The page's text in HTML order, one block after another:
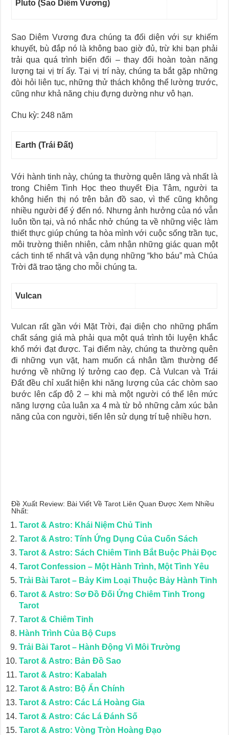
Pluto (Sao Diêm Vương)
Sao Diêm Vương đưa chúng ta đối diện với sự khiếm
khuyết, bù đắp nó là không bao giờ đủ, trừ khi bạn phải
trải qua quá trình biến đổi – thay đổi hoàn toàn năng
lượng tại vị trí ấy. Tại vị trí này, chúng ta bắt gặp những
đòi hỏi liên tục, những thử thách không thể lường trước,
cũng như khả năng chịu đựng dường như vô hạn.
Chu kỳ: 248 năm
Earth (Trái Đất)
Với hành tinh này, chúng ta thường quên lãng và nhất là
trong Chiêm Tinh Học theo thuyết Địa Tâm, người ta
không hiển thị nó trên bản đồ sao, vì thế cũng không
nhiều người để ý đến nó. Nhưng ảnh hưởng của nó vẫn
luôn tồn tại, và nó nhắc nhở chúng ta về những việc làm
thiết thực giúp chúng ta hòa mình với cuộc sống trần tục,
môi trường thiên nhiên, cảm nhận những giác quan một
cách tinh tế nhất và vận dụng những “kho báu” mà Chúa
Trời đã trao tặng cho mỗi chúng ta.
Vulcan
Vulcan rất gần với Mặt Trời, đại diện cho những phẩm
chất sáng giá mà phải qua một quá trình tôi luyện khắc
khổ mới đạt được. Tại điểm này, chúng ta thường quên
đi những vụn vặt, ham muốn cá nhân tầm thường để
hướng về những lý tưởng cao đẹp. Cả Vulcan và Trái
Đất đều chỉ xuất hiện khi năng lượng của các chòm sao
bước lên cấp độ 2 – khi mà một người có thể lên mức
năng lượng của luân xa 4 mà từ bỏ những cảm xúc bản
năng của con người, tiến lên sử dụng trí tuệ nhiều hơn.
Đề Xuất Review: Bài Viết Về Tarot Liên Quan Được Xem Nhiều
Nhất:
Tarot & Astro: Khái Niệm Chủ Tinh
Tarot & Astro: Tính Ứng Dụng Của Cuốn Sách
Tarot & Astro: Sách Chiêm Tinh Bắt Buộc Phải Đọc
Tarot Confession – Một Hành Trình, Một Tình Yêu
Trải Bài Tarot – Bảy Kim Loại Thuộc Bảy Hành Tinh
Tarot & Astro: Sơ Đồ Đối Ứng Chiêm Tinh Trong
Tarot
Tarot & Chiêm Tinh
Hành Trình Của Bộ Cups
Trải Bài Tarot – Hành Động Vì Môi Trường
Tarot & Astro: Bản Đồ Sao
Tarot & Astro: Kabalah
Tarot & Astro: Bộ Ẩn Chính
Tarot & Astro: Các Lá Hoàng Gia
Tarot & Astro: Các Lá Đánh Số
Tarot & Astro: Vòng Tròn Hoàng Đạo